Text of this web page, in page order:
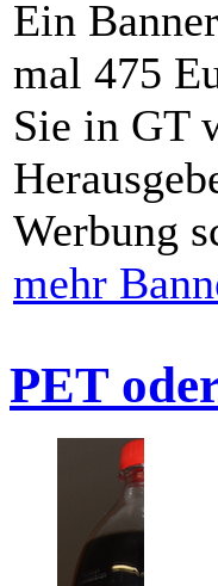
Ein
mal 475
Sie in GT
Werbung
mehr
PET